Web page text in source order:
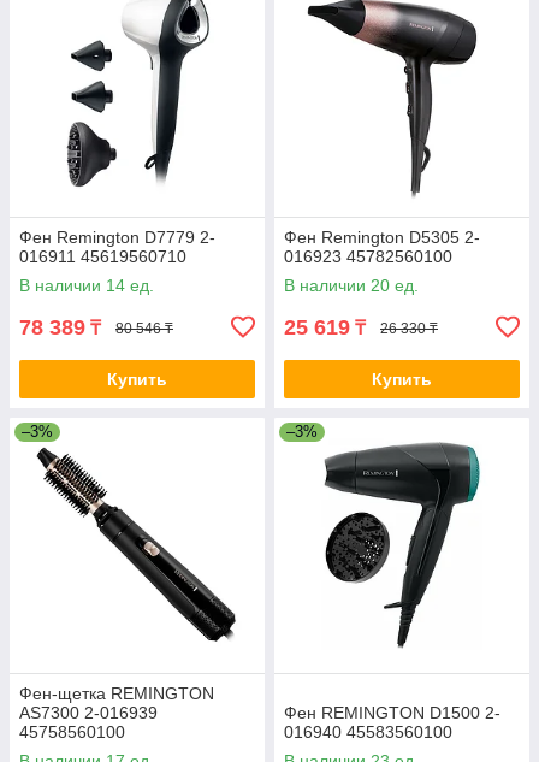
Фен Remington D7779 2-
016911 45619560710
В наличии 14 ед.
78 389 ₸ 80 546 ₸
Купить
Фен Remington D5305 2-
016923 45782560100
В наличии 20 ед.
25 619 ₸ 26 330 ₸
Купить
–3%
Фен-щетка REMINGTON
AS7300 2-016939
45758560100
–3%
Фен REMINGTON D1500 2-
016940 45583560100